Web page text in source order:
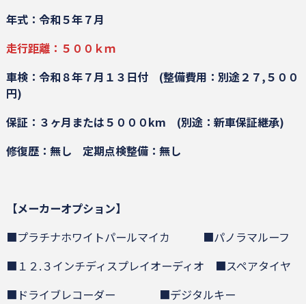
年式：令和５年７月
走行距離：５００ｋｍ
車検：令和８年７月１３日付
(整備費用：別途２７,５００
円)
保証：３ヶ月または５０００km
(別途：新車保証継承)
修復歴：無し
定期点検整備：無し
【メーカーオプション】
■プラチナホワイトパールマイカ ■パノラマルーフ
■１２.３インチディスプレイオーディオ ■スペアタイヤ
■ドライブレコーダー ■デジタルキー